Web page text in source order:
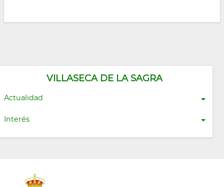
VILLASECA DE LA SAGRA
Actualidad
Interés